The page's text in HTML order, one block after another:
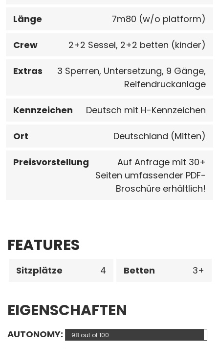
Länge 7m80 (w/o platform)
Crew 2+2 Sessel, 2+2 betten (kinder)
Extras
3 Sperren, Untersetzung, 9 Gänge,
Reifendruckanlage
Kennzeichen Deutsch mit H-Kennzeichen
Ort Deutschland (Mitten)
Preisvorstellung
Auf Anfrage mit 30+
Seiten umfassender PDF-
Broschüre erhältlich!
FEATURES
Sitzplätze 4 Betten 3
EIGENSCHAFTEN
AUTONOMY 98 out of 100